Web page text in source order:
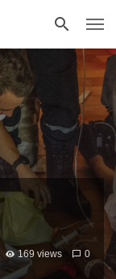
169 views 0